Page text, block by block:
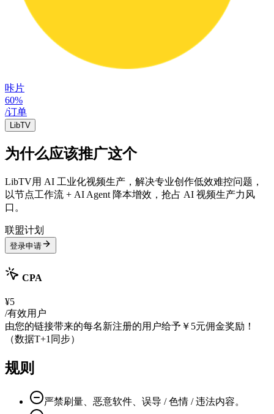
咔片
60%
/订单
LibTV
为什么应该推广这个
LibTV用 AI 工业化视频生产，解决专业创作低效难控问题，
以节点工作流 + AI Agent 降本增效，抢占 AI 视频生产力风
口。
联盟计划
登录申请
CPA
¥5
/有效用户
由您的链接带来的每名新注册的用户给予￥5元佣金奖励！
（数据T+1同步）
规则
严禁刷量、恶意软件、误导 / 色情 / 违法内容。